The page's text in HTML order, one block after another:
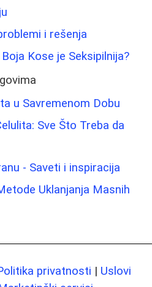
i rešenja
Kose je Seksipilnija?
u Savremenom Dobu
Sve Što Treba da
- Saveti i inspiracija
Uklanjanja Masnih
privatnosti | Uslovi